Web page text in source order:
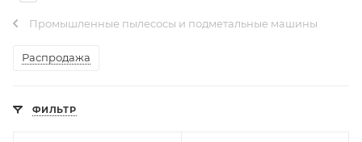
Промышленные пылесосы и подметальные машины
Распродажа
ФИЛЬТР